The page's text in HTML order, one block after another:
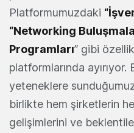
Platformumuzdaki
“Networking
Programları” gibi
platformlarında
yeteneklere
birlikte hem şirketlerin
gelişimlerini ve